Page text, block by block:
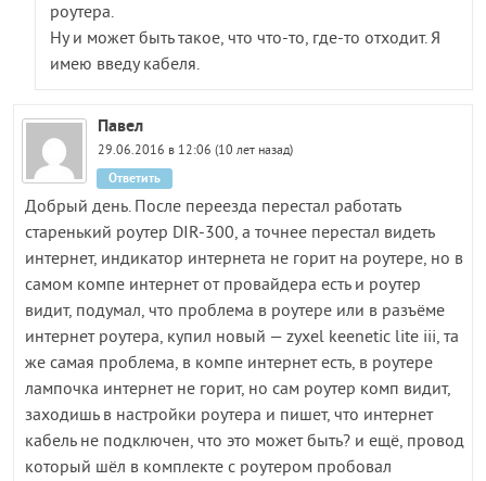
роутера.
Ну и может быть такое, что что-то, где-то отходит. Я
имею введу кабеля.
Павел
29.06.2016 в 12:06 (10 лет назад)
Добрый день. После переезда перестал работать
старенький роутер DIR-300, а точнее перестал видеть
интернет, индикатор интернета не горит на роутере, но в
самом компе интернет от провайдера есть и роутер
видит, подумал, что проблема в роутере или в разъёме
интернет роутера, купил новый — zyxel keenetic lite iii, та
же самая проблема, в компе интернет есть, в роутере
лампочка интернет не горит, но сам роутер комп видит,
заходишь в настройки роутера и пишет, что интернет
кабель не подключен, что это может быть? и ещё, провод
который шёл в комплекте с роутером пробовал
Ответить